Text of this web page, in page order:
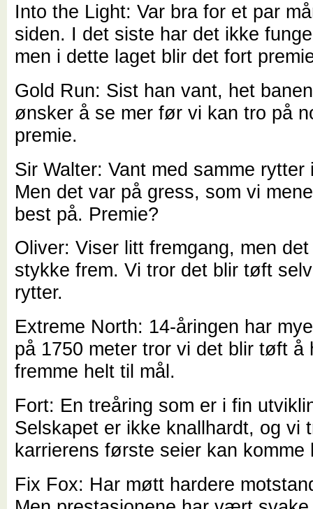
Into the Light: Var bra for et par
siden. I det siste har det ikke
men i dette laget blir det fort
Gold Run: Sist han vant, het
ønsker å se mer før vi kan tro på
premie.
Sir Walter: Vant med samme rytter
Men det var på gress, som vi
best på. Premie?
Oliver: Viser litt fremgang, men
stykke frem. Vi tror det blir tøft
rytter.
Extreme North: 14-åringen har
på 1750 meter tror vi det blir tøft å
fremme helt til mål.
Fort: En treåring som er i fin
Selskapet er ikke knallhardt, og vi
karrierens første seier kan komme
Fix Fox: Har møtt hardere